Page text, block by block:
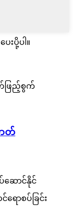
းပို့ပါ။
တ်